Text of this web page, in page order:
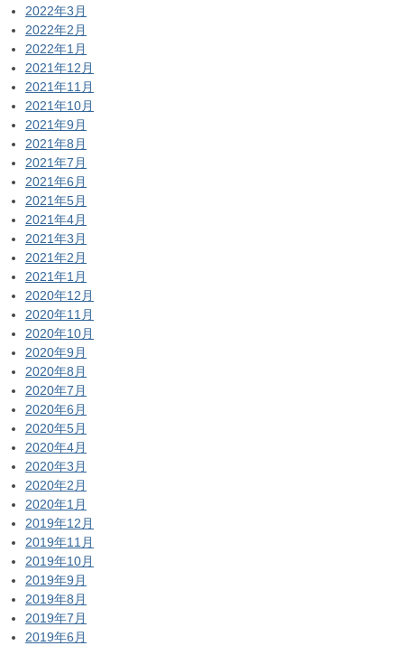
2022年3月
2022年2月
2022年1月
2021年12月
2021年11月
2021年10月
2021年9月
2021年8月
2021年7月
2021年6月
2021年5月
2021年4月
2021年3月
2021年2月
2021年1月
2020年12月
2020年11月
2020年10月
2020年9月
2020年8月
2020年7月
2020年6月
2020年5月
2020年4月
2020年3月
2020年2月
2020年1月
2019年12月
2019年11月
2019年10月
2019年9月
2019年8月
2019年7月
2019年6月